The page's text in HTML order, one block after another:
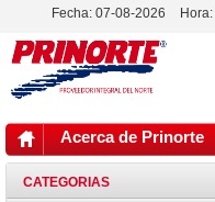
Fecha: 07-08-2026 Hora:
Acerca de Prinorte
CATEGORIAS